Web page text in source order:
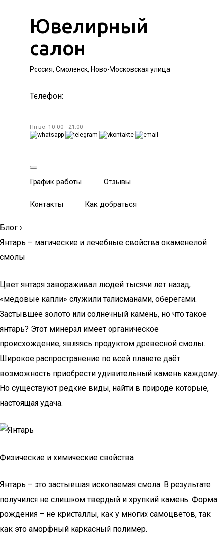
Ювелирный
салон
Россия, Смоленск, Ново-Московская улица
Телефон:
Пн-вс: 10:00—21:00
График работы Отзывы
Контакты Как добраться
Блог ›
Янтарь – магические и лечебные свойства окаменелой
смолы
Цвет янтаря завораживал людей тысячи лет назад,
«медовые капли» служили талисманами, оберегами.
Застывшее золото или солнечный камень, но что такое
янтарь? Этот минерал имеет органическое
происхождение, являясь продуктом древесной смолы.
Широкое распространение по всей планете даёт
возможность приобрести удивительный камень каждому.
Но существуют редкие виды, найти в природе которые,
настоящая удача.
Физические и химические свойства
Янтарь – это застывшая ископаемая смола. В результате
получился не слишком твердый и хрупкий камень. Форма
рождения – не кристаллы, как у многих самоцветов, так
как это аморфный каркасный полимер.